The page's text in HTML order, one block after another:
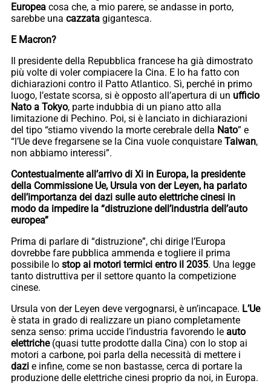
Europea cosa che, a mio parere, se andasse in porto,
sarebbe una cazzata gigantesca.
E Macron?
Il presidente della Repubblica francese ha già dimostrato
più volte di voler compiacere la Cina. E lo ha fatto con
dichiarazioni contro il Patto Atlantico. Sì, perché in primo
luogo, l’estate scorsa, si è opposto all’apertura di un ufficio
Nato a Tokyo, parte indubbia di un piano atto alla
limitazione di Pechino. Poi, si è lanciato in dichiarazioni
del tipo “stiamo vivendo la morte cerebrale della Nato” e
“l’Ue deve fregarsene se la Cina vuole conquistare Taiwan,
non abbiamo interessi”.
Contestualmente all’arrivo di Xi in Europa, la presidente
della Commissione Ue, Ursula von der Leyen, ha parlato
dell’importanza dei dazi sulle auto elettriche cinesi in
modo da impedire la “distruzione dell’industria dell’auto
europea”
Prima di parlare di “distruzione”, chi dirige l’Europa
dovrebbe fare pubblica ammenda e togliere il prima
possibile lo stop ai motori termici entro il 2035. Una legge
tanto distruttiva per il settore quanto la competizione
cinese.
Ursula von der Leyen deve vergognarsi, è un’incapace. L’Ue
è stata in grado di realizzare un piano completamente
senza senso: prima uccide l’industria favorendo le auto
elettriche(quasi tutte prodotte dalla Cina) con lo stop ai
motori a carbone, poi parla della necessità di mettere i
dazi e infine, come se non bastasse, cerca di portare la
produzione delle elettriche cinesi proprio da noi, in Europa.